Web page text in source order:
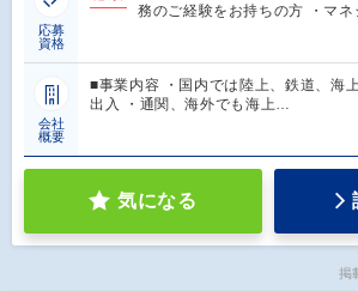
応募
資格
務のご経験をお持ちの方 ・マネ
会社
概要
■事業内容 ・国内では陸上、鉄道、海
出入 ・通関、海外でも海上…
気になる
掲